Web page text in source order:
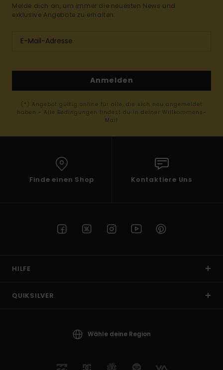
Melde dich an, um immer die neuesten News und
exklusive Angebote zu erhalten.
Anmelden
(*) Angebot gültig online für alle, die sich neu angemeldet
haben - Alle Bedingungen findest du in deiner Willkommens-
Mail
Finde einen Shop Kontaktiere Uns
HILFE
QUIKSILVER
Wähle deine Region